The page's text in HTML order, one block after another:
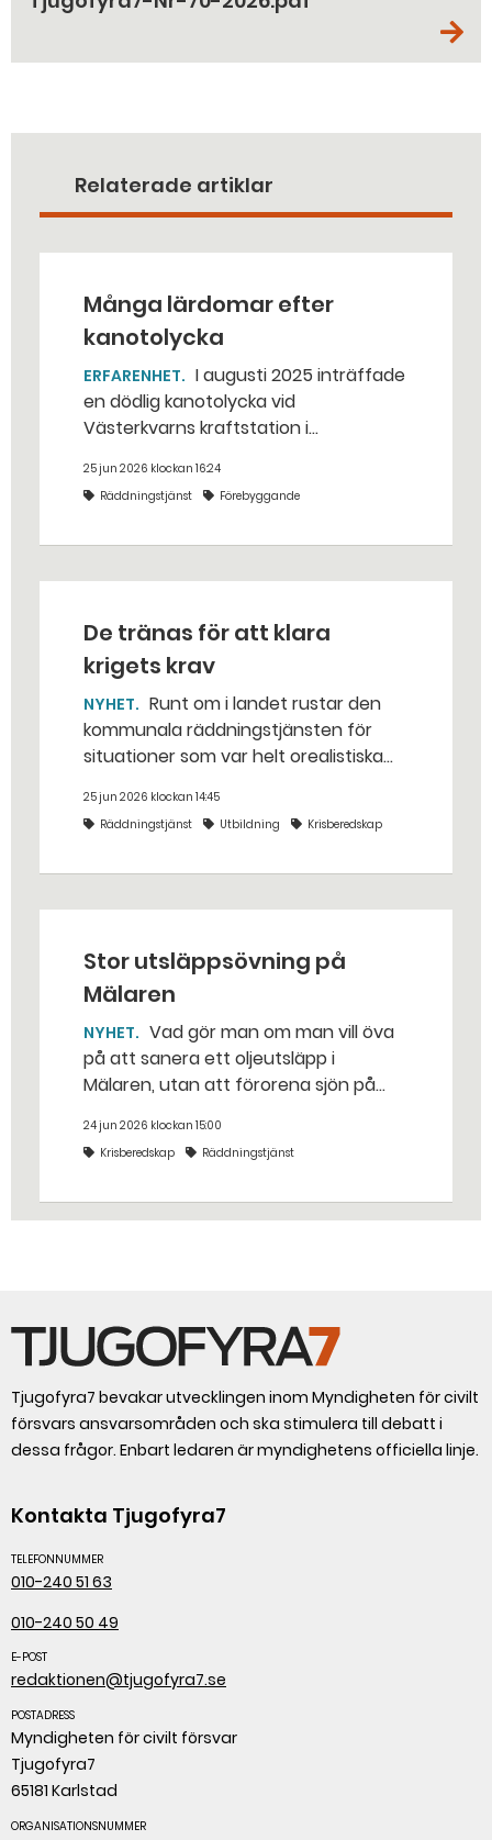
Relaterade artiklar
Många lärdomar efter
kanotolycka
ERFARENHET
en dödlig kanotolycka vid
Västerkvarns kraftstation i
25 jun 2026 klockan 16:24
Räddningstjänst
Förebyggande
De tränas för att klara
krigets krav
NYHET
kommunala räddningstjänsten för
situationer som var helt orealistiska
bakhåll, utspridda granater och hot
från livsfarliga drönare i det
25 jun 2026 klockan 14:45
Räddningstjänst
Utbildning Krisberedskap
Stor utsläppsövning på
Mälaren
NYHET
på att sanera ett oljeutsläpp i
Mälaren, utan att förorena sjön på
stället. Det gjorde räddningstjänsten i
Eskilstuna – tio kubikmeter närmare
24 jun 2026 klockan 15:00
Krisberedskap
Räddningstjänst
Tjugofyra7 bevakar utvecklingen inom Myndigheten för civilt
försvars ansvarsområden och ska stimulera till debatt i
dessa frågor. Enbart ledaren är myndighetens officiella linje.
Kontakta Tjugofyra7
TELEFONNUMMER
010-240 51 63
010-240 50 49
E-POST
redaktionen@tjugofyra7.se
POSTADRESS
Myndigheten för civilt försvar
Tjugofyra7
65181 Karlstad
ORGANISATIONSNUMMER